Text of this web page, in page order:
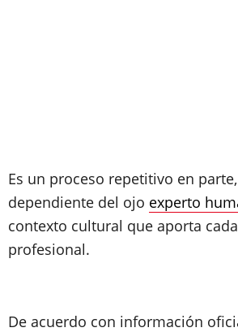
Es un proceso repetitivo en
dependiente del ojo experto
contexto cultural que aporta
profesional.
De acuerdo con información